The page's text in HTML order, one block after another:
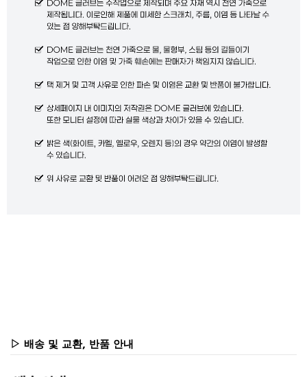
▷ 배송 및 교환, 반품 안내